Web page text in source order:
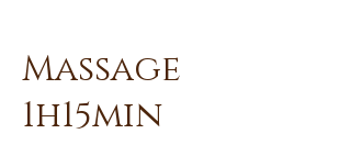
Massage
1h15min